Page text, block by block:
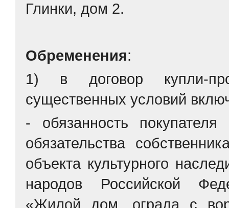
Глинки, дом 2.
Обременения:
1) в договор купли-
существенных условий
- обязанность покупателя
обязательства
объекта культурного
народов Российской
«Жилой дом, ограда с